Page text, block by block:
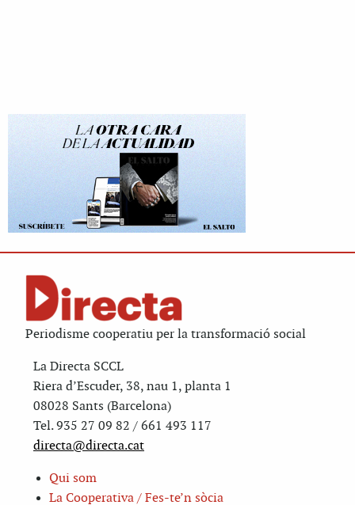
Periodisme cooperatiu per la transformació social
La Directa SCCL
Riera d’Escuder, 38, nau 1, planta 1
08028 Sants (Barcelona)
Tel. 935 27 09 82 / 661 493 117
directa@directa.cat
Qui som
La Cooperativa / Fes-te’n sòcia